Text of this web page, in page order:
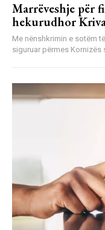
Marrëveshje për
hekurudhor
Me nënshkrimin e sotëm
siguruar përmes Kornizës